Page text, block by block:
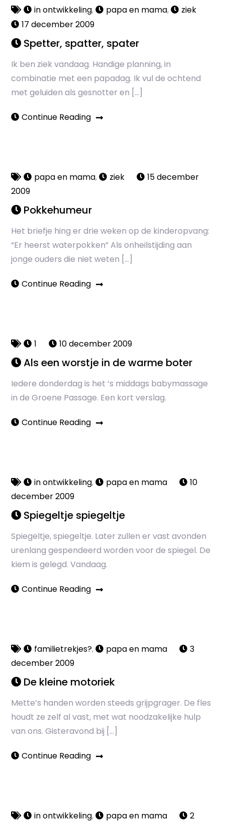
in ontwikkeling, papa en mama,
ziek
17 december 2009
Spetter, spatter, spater
Ik ben ziek vandaag. Handige planning, in
combinatie met een papadag. Ik vul de ochtend
met geluiden als gesnotter en […]
Continue Reading
papa en mama, ziek
15 december
2009
Pokkehumeur
Het briefje hing er drie weken op de kinderopvang:
“Er heerst waterpokken” Als onheilstijding aan
jonge ouders die niet weten […]
Continue Reading
1 10 december 2009
Als een worstje in de warme boter
Iedere donderdag is het ‘s middags babymassage
in de Groene Passage. Een kort verslag.
Continue Reading
in ontwikkeling, papa en mama
10
december 2009
Spiegeltje spiegeltje
Spiegeltje, spiegeltje. Later zullen er vast avonden
urenlang gespendeerd worden voor de spiegel. De
kiem is gelegd. Vandaag.
Continue Reading
familietrekjes?, papa en mama
3
december 2009
De kleine motoriek
Mette’s handen worden steeds grijpgrager. De fles
houdt ze zelf al vast, met wat noodzakelijke hulp
van ons. Gisteravond bij […]
Continue Reading
in ontwikkeling, papa en mama 2